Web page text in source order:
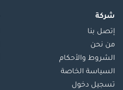
شركة
إتصل بنا
من نحن
الشروط والأحكام
السياسة الخاصة
تسجيل دخول